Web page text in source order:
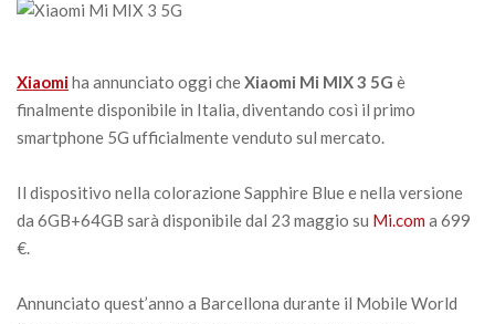
Xiaomiha annunciato oggi cheXiaomi Mi MIX 3 5G è
finalmente disponibile in Italia, diventando così il primo
smartphone 5G ufficialmente venduto sul mercato.
Il dispositivo nella colorazione Sapphire Blue e nella versione
da 6GB+64GB sarà disponibile dal 23 maggio su Mi.coma 699
€.
Annunciato quest’anno a Barcellona durante il Mobile World